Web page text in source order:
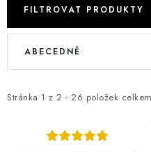
MOJE OBJEDNÁVKA
Hodnocení obchodu 🚚 Stav
Obchodní podmínky
FILTROVAT PRODUKTY
V
i
Stránka 1 z 2 - 26 položek celkem
Ř
e
ABECEDNĚ